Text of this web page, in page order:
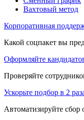
Вахтовый метод
Корпоративная
Какой соцпакет вы
Оформляйте
Проверяйте
Ускорьте подбор в 2
Автоматизируйте сбор